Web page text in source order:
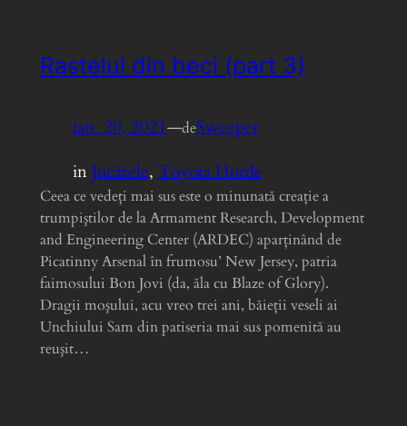
Rastelul din beci (part 3)
ian. 20, 2021—deSweeper
inJucărele, Toyota Horde
Ceea ce vedeţi mai sus este o minunată creaţie a
trumpiştilor de la Armament Research, Development
and Engineering Center (ARDEC) aparţinând de
Picatinny Arsenal în frumosu’ New Jersey, patria
faimosului Bon Jovi (da, ăla cu Blaze of Glory).
Dragii moşului, acu vreo trei ani, băieţii veseli ai
Unchiului Sam din patiseria mai sus pomenită au
reuşit…